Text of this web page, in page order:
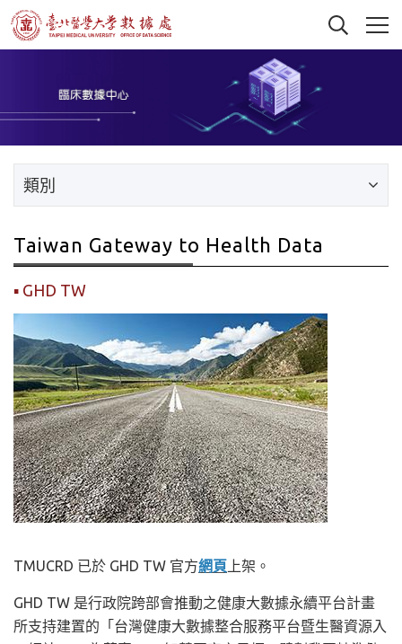
類別
Taiwan Gateway to Health Data
GHD TW
TMUCRD 已於 GHD TW 官方網頁 上架。
GHD TW 是行政院跨部會推動之健康大數據永續平台計畫
所支持建置的「台灣健康大數據整合服務平台暨生醫資源入